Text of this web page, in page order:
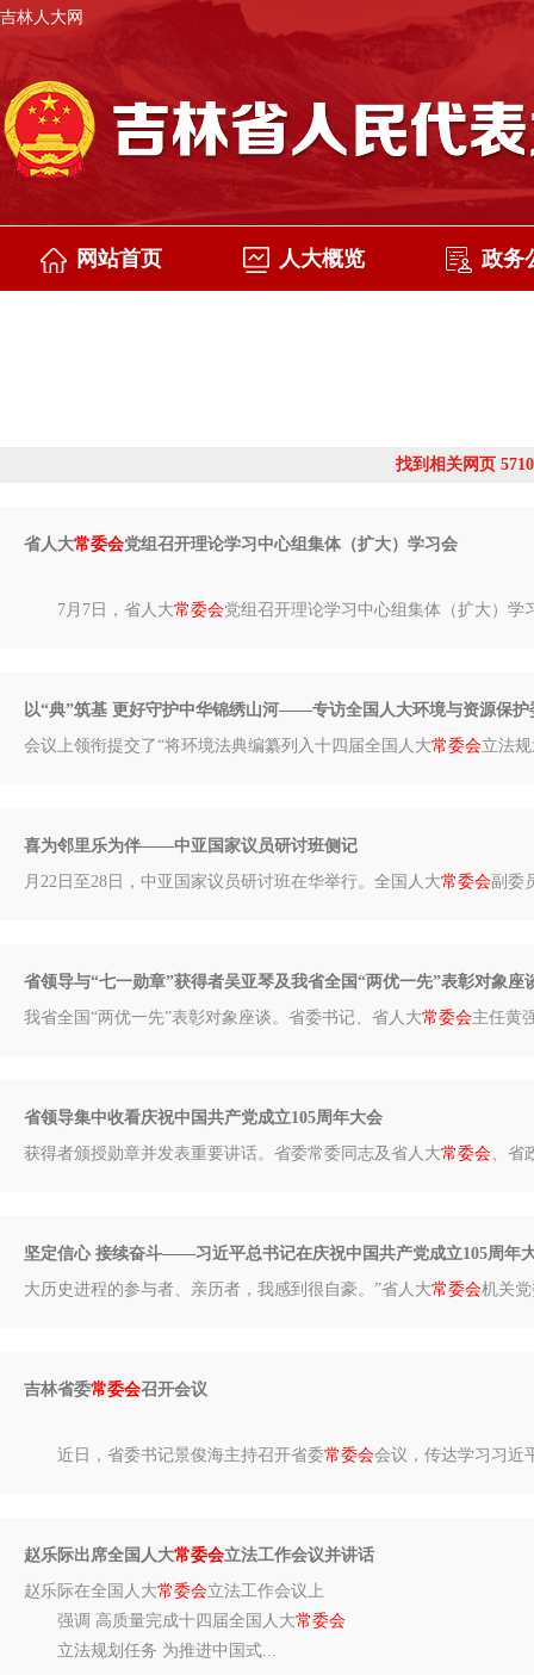
吉林人大网
网站首页 人大概览 政务
找到相关网页
省人大常委会党组召开理论学习中心组集体（扩大）学习会
7月7日，省人大常委会党组召开理论学习中心组集体（扩大）
以“典”筑基 更好守护中华锦绣山河——专访全国人大环境与资源保护
会议上领衔提交了“将环境法典编纂列入十四届全国人大常委会立法
喜为邻里乐为伴——中亚国家议员研讨班侧记
月22日至28日，中亚国家议员研讨班在华举行。全国人大常委会副委
省领导与“七一勋章”获得者吴亚琴及我省全国“两优一先”表彰对象座
我省全国“两优一先”表彰对象座谈。省委书记、省人大常委会主任黄
省领导集中收看庆祝中国共产党成立105周年大会
获得者颁授勋章并发表重要讲话。省委常委同志及省人大常委会、省
坚定信心 接续奋斗——习近平总书记在庆祝中国共产党成立105周年
大历史进程的参与者、亲历者，我感到很自豪。”省人大常委会机关
吉林省委常委会召开会议
近日，省委书记景俊海主持召开省委常委会会议，传达学习习近
赵乐际出席全国人大常委会立法工作会议并讲话
赵乐际在全国人大常委会立法工作会议上
强调 高质量完成十四届全国人大常委会
立法规划任务 为推进中国式...